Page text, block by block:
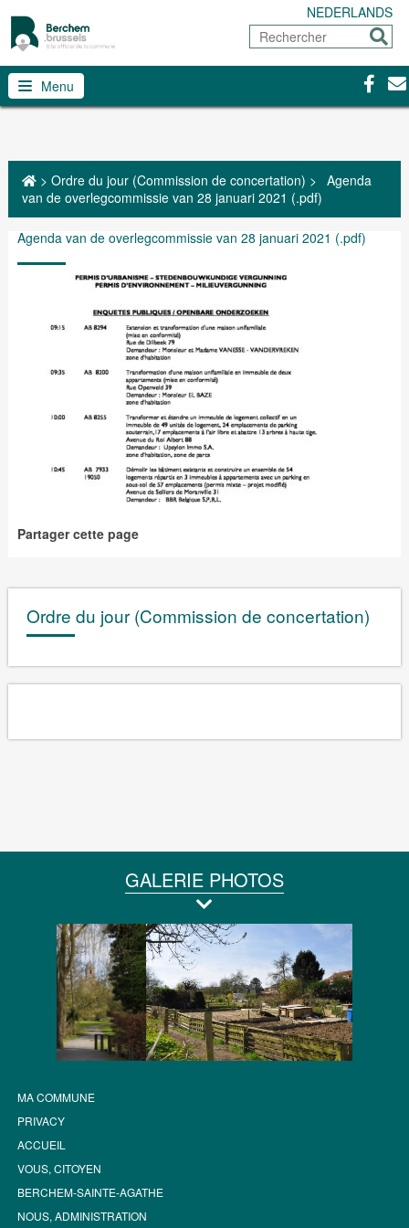
NEDERLANDS
Rechercher
Menu
> Ordre du jour (Commission de concertation) > Agenda
van de overlegcommissie van 28 januari 2021 (.pdf)
Agenda van de overlegcommissie van 28 januari 2021 (.pdf)
Partager cette page
Ordre du jour (Commission de concertation)
GALERIE PHOTOS
MA COMMUNE
PRIVACY
ACCUEIL
VOUS, CITOYEN
BERCHEM-SAINTE-AGATHE
NOUS, ADMINISTRATION